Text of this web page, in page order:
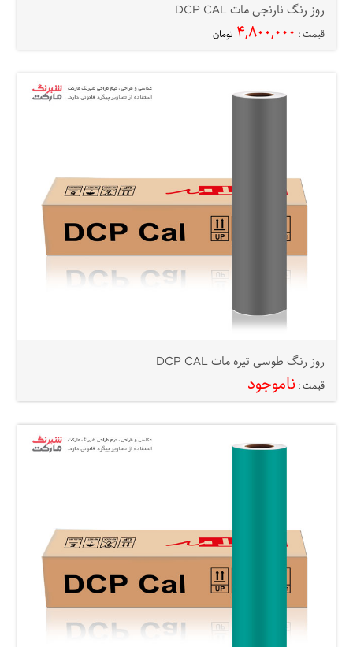
روز رنگ نارنجی مات DCP CAL
قیمت : ۴,۸۰۰,۰۰۰ تومان
روز رنگ طوسی تیره مات DCP CAL
قیمت : ناموجود